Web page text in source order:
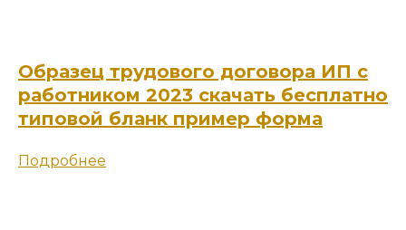
Образец трудового договора ИП с
работником 2023 скачать бесплатно
типовой бланк пример форма
Подробнее